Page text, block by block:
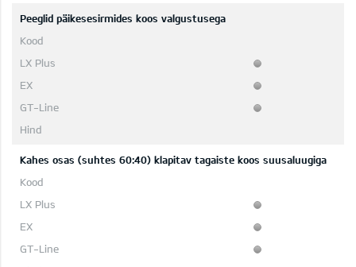
Peeglid päikesesirmides koos valgustusega
Kahes osas (suhtes 60:40) klapitav tagaiste koos suusaluugiga